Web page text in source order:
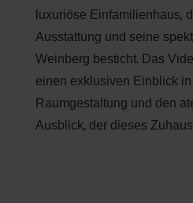
luxuriöse Einfamilienhaus,
Ausstattung und seine
Weinberg besticht. Das
einen exklusiven Einblick
Raumgestaltung und den
Ausblick, der dieses